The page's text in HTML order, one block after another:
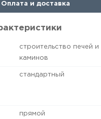
Оплата и доставка
строительство печей и
каминов
стандартный
прямой